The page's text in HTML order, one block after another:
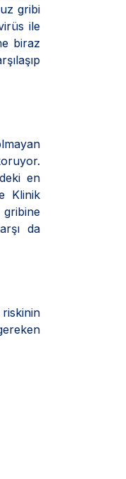
gribi
ile
biraz
en
Klinik
gribine
da
riskinin